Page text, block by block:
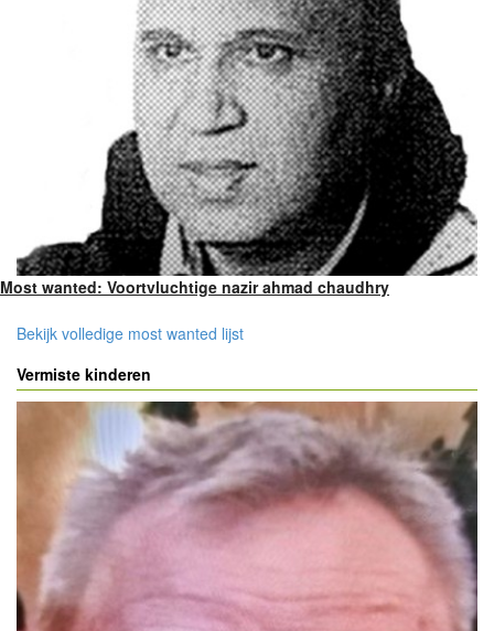
Most wanted: Voortvluchtige nazir ahmad chaudhry
Bekijk volledige most wanted lijst
Vermiste kinderen